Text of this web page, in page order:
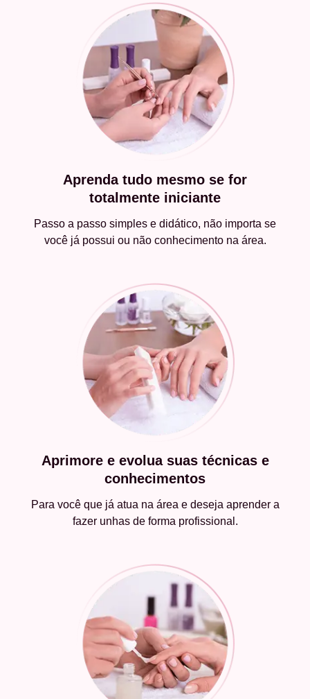
Aprenda tudo mesmo se for
totalmente iniciante
Passo a passo simples e didático, não importa se
você já possui ou não conhecimento na área.
Aprimore e evolua suas técnicas e
conhecimentos
Para você que já atua na área e deseja aprender a
fazer unhas de forma profissional.